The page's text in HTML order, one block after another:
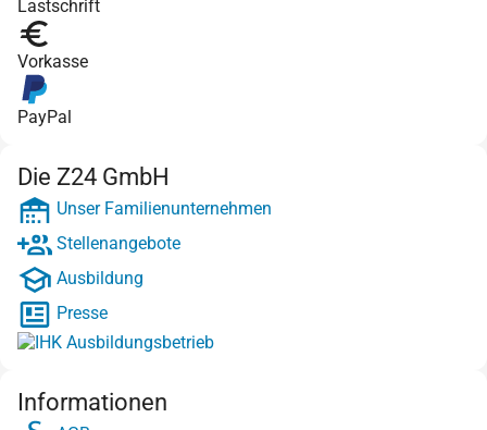
Lastschrift
Vorkasse
PayPal
Die Z24 GmbH
Unser Familienunternehmen
Stellenangebote
Ausbildung
Presse
Informationen